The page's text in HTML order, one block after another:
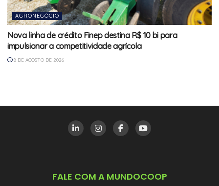
AGRONEGÓCIO
Nova linha de crédito Finep destina R$ 10 bi para
impulsionar a competitividade agrícola
8 DE AGOSTO DE 2026
FALE COM A MUNDOCOOP